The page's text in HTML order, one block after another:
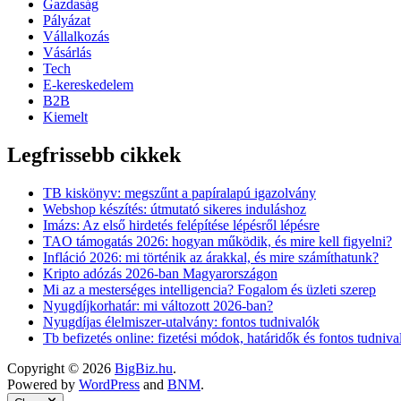
Gazdaság
Pályázat
Vállalkozás
Vásárlás
Tech
E-kereskedelem
B2B
Kiemelt
Legfrissebb cikkek
TB kiskönyv: megszűnt a papíralapú igazolvány
Webshop készítés: útmutató sikeres induláshoz
Imázs: Az első hirdetés felépítése lépésről lépésre
TAO támogatás 2026: hogyan működik, és mire kell figyelni?
Infláció 2026: mi történik az árakkal, és mire számíthatunk?
Kripto adózás 2026-ban Magyarországon
Mi az a mesterséges intelligencia? Fogalom és üzleti szerep
Nyugdíjkorhatár: mi változott 2026-ban?
Nyugdíjas élelmiszer-utalvány: fontos tudnivalók
Tb befizetés online: fizetési módok, határidők és fontos
Copyright © 2026 BigBiz.hu.
Powered by WordPress and BNM.